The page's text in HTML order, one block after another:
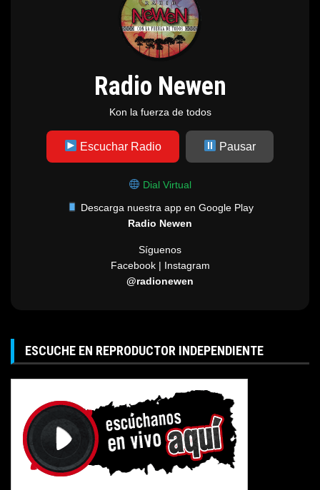
Radio Newen
Kon la fuerza de todos
Escuchar Radio Pausar
Dial Virtual
Descarga nuestra app en Google Play
Radio Newen
Síguenos
Facebook | Instagram
@radionewen
ESCUCHE EN REPRODUCTOR INDEPENDIENTE